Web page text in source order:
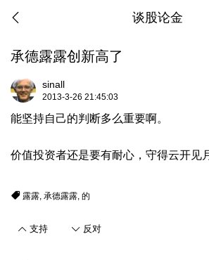
谈股论金
承德露露创新高了
sinall
2013-3-26 21:45:03
能坚持自己的判断多么重要啊。
价值投资者还是要有耐心，守得云开见
露露,承德露露,的
支持 反对